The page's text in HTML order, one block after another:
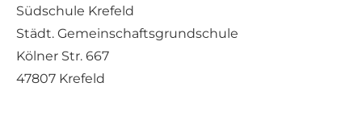
Südschule Krefeld
Städt. Gemeinschaftsgrundschule
Kölner Str. 667
47807 Krefeld